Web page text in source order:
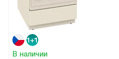
В наличии